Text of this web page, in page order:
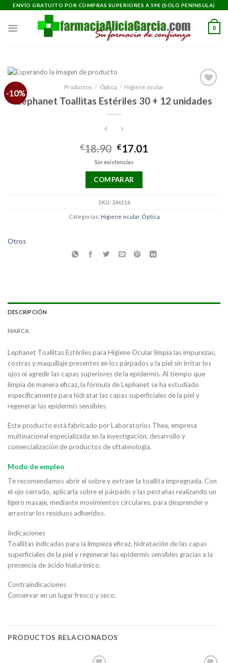
Saltar
contenido
ENVÍO GRATUITO POR COMPRAS SUPERIORES A 59€ (SOLO PENÍNSULA)
0
-10%
a la
Productos / Óptica / Higiene ocular
Lephanet Toallitas Estériles 30 + 12 unidades
€18.90 El
precio
original
era:
€18.90.
€17.01
Sin existencias
COMPARAR
SKU: 246116
Categorías: Higiene ocular, Óptica
Otros
DESCRIPCIÓN
MARCA
Lephanet Toallitas Estériles para Higiene Ocular limpia las impurezas,
costras y maquillaje presentes en los párpados y la piel sin irritar los
ojos ni agredir las capas superiores de la epidermis. Al tiempo que
limpia de manera eficaz, la fórmula de Lephanet se ha estudiado
específicamente para hidratar las capas superficiales de la piel y
regenerar las epidermis sensibles
Este producto está fabricado por Laboratorios Thea, empresa
multinacional especializada en la investigación, desarrollo y
comercialización de productos de oftalmología.
Modo de empleo
Te recomendamos abrir el sobre y extraer la toallita impregnada. Con
el ojo cerrado, aplicarla sobre el párpado y las pestañas realizando un
ligero masaje, mediante movimientos circulares, para desprender y
arrastrar los residuos adheridos.
Indicaciones
Toallitas indicadas para la limpieza eficaz, hidratación de las capas
superficiales de la piel y regenerar las epidermis sensibles gracias a la
presencia de ácido hialurónico.
Contraindicaciones
Conservar en un lugar fresco y seco.
PRODUCTOS RELACIONADOS